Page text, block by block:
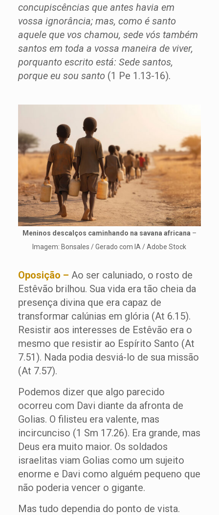
concupiscências que antes havia em
vossa ignorância; mas, como é santo
aquele que vos chamou, sede vós também
santos em toda a vossa maneira de viver,
porquanto escrito está: Sede santos,
porque eu sou santo (1 Pe 1.13-16).
Meninos descalços caminhando na savana africana –
Imagem: Bonsales / Gerado com IA / Adobe Stock
Oposição – Ao ser caluniado, o rosto de
Estêvão brilhou. Sua vida era tão cheia da
presença divina que era capaz de
transformar calúnias em glória (At 6.15).
Resistir aos interesses de Estêvão era o
mesmo que resistir ao Espírito Santo (At
7.51). Nada podia desviá-lo de sua missão
(At 7.57).
Podemos dizer que algo parecido
ocorreu com Davi diante da afronta de
Golias. O filisteu era valente, mas
incircunciso (1 Sm 17.26). Era grande, mas
Deus era muito maior. Os soldados
israelitas viam Golias como um sujeito
enorme e Davi como alguém pequeno que
não poderia vencer o gigante.
Mas tudo dependia do ponto de vista.